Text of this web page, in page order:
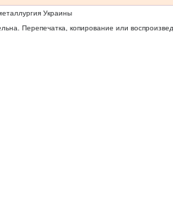
Украины
Перепечатка, копирование или